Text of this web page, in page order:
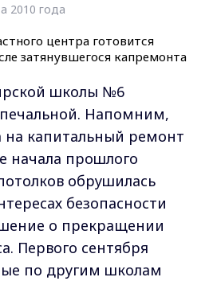
2010 года
школы №6
Напомним,
на капитальный ремонт
начала прошлого
обрушилась
безопасности
о прекращении
Первого сентября
по другим школам